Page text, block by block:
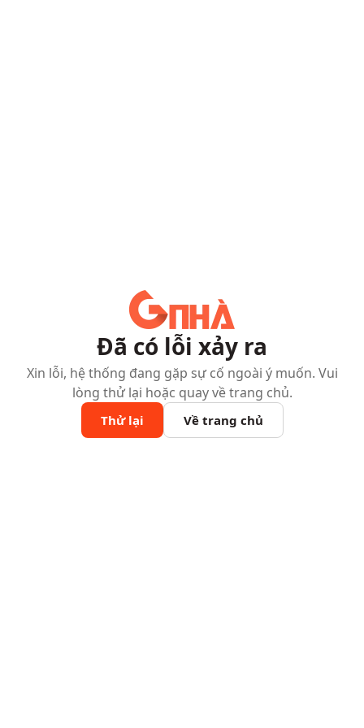
Đã có lỗi xảy ra
Xin lỗi, hệ thống đang gặp sự cố ngoài ý muốn. Vui
lòng thử lại hoặc quay về trang chủ.
Thử lại Về trang chủ